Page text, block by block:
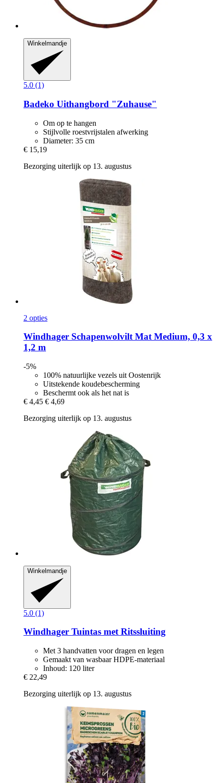
Winkelmandje
5.0 (1)
Badeko Uithangbord "Zuhause"
Om op te hangen
Stijlvolle roestvrijstalen afwerking
Diameter: 35 cm
€ 15,19
Bezorging uiterlijk op 13. augustus
2 opties
Windhager Schapenwolvilt Mat Medium, 0,3 x
1,2 m
-5%
100% natuurlijke vezels uit Oostenrijk
Uitstekende koudebescherming
Beschermt ook als het nat is
€ 4,45 € 4,69
Bezorging uiterlijk op 13. augustus
Winkelmandje
5.0 (1)
Windhager Tuintas met Ritssluiting
Met 3 handvatten voor dragen en legen
Gemaakt van wasbaar HDPE-materiaal
Inhoud: 120 liter
€ 22,49
Bezorging uiterlijk op 13. augustus